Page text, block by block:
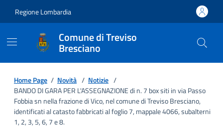
Regione Lombardia
Comune di Treviso
Bresciano
Home Page / Novità / Notizie /
BANDO DI GARA PER L'ASSEGNAZIONE di n. 7 box siti in via Passo
Fobbia sn nella frazione di Vico, nel comune di Treviso Bresciano,
identificati al catasto fabbricati al foglio 7, mappale 4066, subalterni
1, 2, 3, 5, 6, 7 e 8.